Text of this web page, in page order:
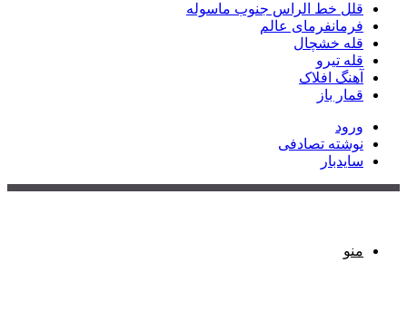
قلل خط الراس جنوب ماسوله
فرمانفرمای عالم
قله خشچال
قله تیرو
آهنگ افلاک
قمار باز
ورود
نوشته تصادفی
سایدبار
منو